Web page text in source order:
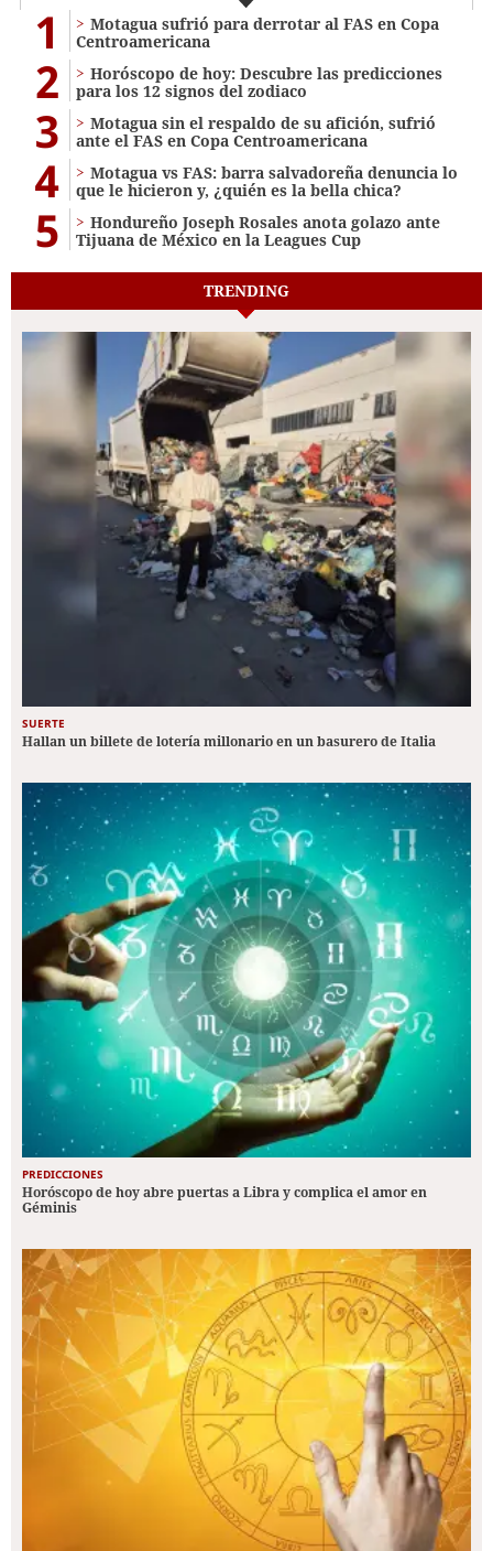
1
Motagua sufrió para derrotar al FAS en Copa
Centroamericana
2
Horóscopo de hoy: Descubre las predicciones
para los 12 signos del zodiaco
3
Motagua sin el respaldo de su afición, sufrió
ante el FAS en Copa Centroamericana
4
Motagua vs FAS: barra salvadoreña denuncia lo
que le hicieron y, ¿quién es la bella chica?
5
Hondureño Joseph Rosales anota golazo ante
Tijuana de México en la Leagues Cup
TRENDING
SUERTE
Hallan un billete de lotería millonario en un basurero de Italia
PREDICCIONES
Horóscopo de hoy abre puertas a Libra y complica el amor en
Géminis